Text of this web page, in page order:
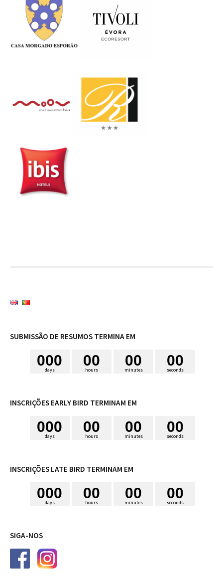
SUBMISSÃO DE RESUMOS TERMINA EM
days
000
hours
00
minutes
00
seconds
00
INSCRIÇÕES EARLY BIRD TERMINAM EM
days
000
hours
00
minutes
00
seconds
00
INSCRIÇÕES LATE BIRD TERMINAM EM
days
000
hours
00
minutes
00
seconds
00
SIGA-NOS